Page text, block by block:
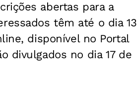
abertas para a
têm até o dia 13
disponível no Portal
divulgados no dia 17 de